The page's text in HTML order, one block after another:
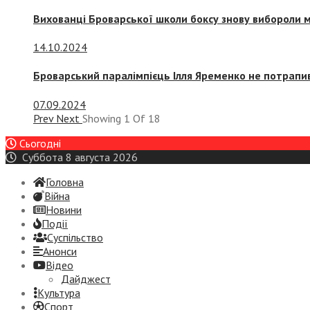
Вихованці Броварської школи боксу знову вибороли
14.10.2024
Броварський паралімпієць Ілля Яременко не
07.09.2024
Prev Next Showing 1 Of 18
Сьогодні
Суббота 8 августа 2026
Головна
Війна
Новини
Події
Суспiльство
Анонси
Відео
Дайджест
Культура
Спорт